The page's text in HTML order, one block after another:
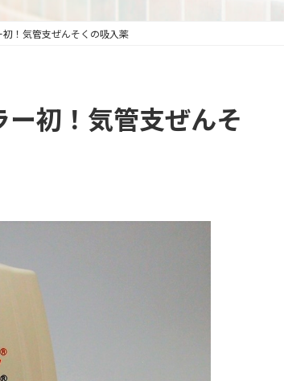
初！気管支ぜんそくの吸入薬
ー初！気管支ぜんそ